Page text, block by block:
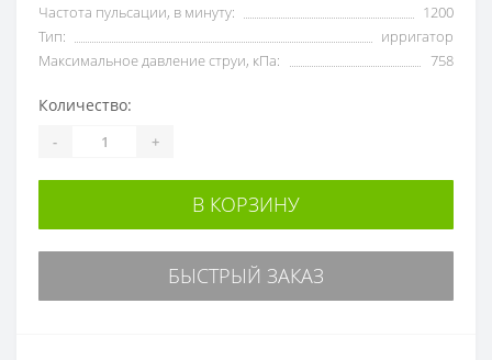
Частота пульсации, в минуту:
1200
Тип:
ирригатор
Максимальное давление струи, кПа:
758
Количество:
- +
В КОРЗИНУ
БЫСТРЫЙ ЗАКАЗ